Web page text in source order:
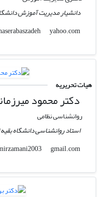
دانشیار مدیریت آموزش
dr.naserabaszadeh
yahoo.com
هیات تحریریه
دکتر محمود
روانشناسی نظامی
استاد روانشناسی دانشگاه
mirzamani2003
gmail.com